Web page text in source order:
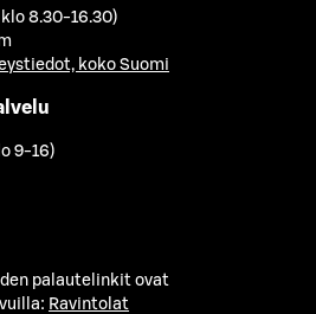
8.30-16.30)
koko Suomi
9-16)
palautelinkit ovat
Ravintolat